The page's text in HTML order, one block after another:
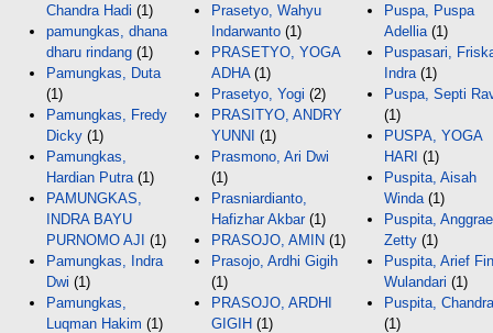
Chandra Hadi (1)
pamungkas, dhana
dharu rindang (1)
Pamungkas, Duta
(1)
Pamungkas, Fredy
Dicky (1)
Pamungkas,
Hardian Putra (1)
PAMUNGKAS,
INDRA BAYU
PURNOMO AJI (1)
Pamungkas, Indra
Dwi (1)
Pamungkas,
Luqman Hakim (1)
Prasetyo, Wahyu
Indarwanto (1)
PRASETYO, YOGA
ADHA(1)
Prasetyo, Yogi (2)
PRASITYO, ANDRY
YUNNI (1)
Prasmono, Ari Dwi
(1)
Prasniardianto,
Hafizhar Akbar(1)
PRASOJO, AMIN (1)
Prasojo, Ardhi Gigih
(1)
PRASOJO, ARDHI
GIGIH (1)
Puspa, Puspa
Adellia (1)
Puspasari,
Indra (1)
Puspa, Septi
(1)
PUSPA, YOGA
HARI (1)
Puspita, Aisah
Winda (1)
Puspita,
Zetty (1)
Puspita, Arief
Wulandari (1)
Puspita, Chandra
(1)